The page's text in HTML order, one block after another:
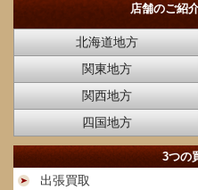
店舗のご紹
北海道地方
関東地方
関西地方
四国地方
3つの
出張買取